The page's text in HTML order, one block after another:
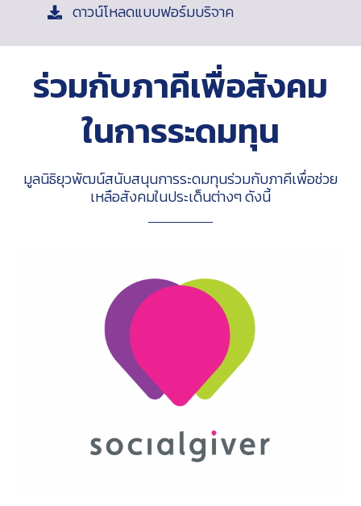
ดาวน์โหลดแบบฟอร์มบริจาค
ร่วมกับภาคีเพื่อสังคม
ในการระดมทุน
มูลนิธิยุวพัฒน์สนับสนุนการระดมทุนร่วมกับภาคีเพื่อช่วย
เหลือสังคมในประเด็นต่างๆ ดังนี้